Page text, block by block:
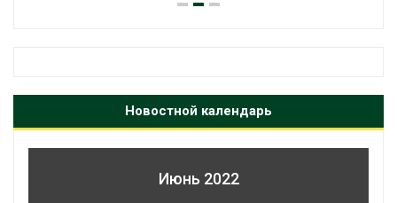
Новостной календарь
Июнь 2022